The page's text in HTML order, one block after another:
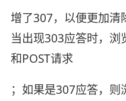
增了307，以便更加清
当出现303应答时，浏
和POST请求
；如果是307应答，则